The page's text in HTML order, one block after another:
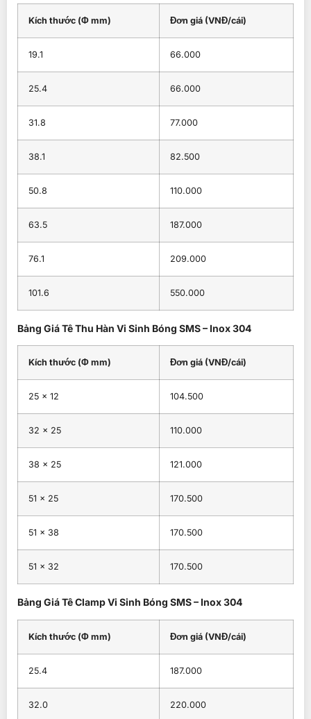
Kích thước (Φ mm) Đơn giá (VNĐ/cái)
19.1 66.000
25.4 66.000
31.8 77.000
38.1 82.500
50.8 110.000
63.5 187.000
76.1 209.000
101.6 550.000
Bảng Giá Tê Thu Hàn Vi Sinh Bóng SMS – Inox 304
Kích thước (Φ mm) Đơn giá (VNĐ/cái)
25 × 12 104.500
32 × 25 110.000
38 × 25 121.000
51 × 25 170.500
51 × 38 170.500
51 × 32 170.500
Bảng Giá Tê Clamp Vi Sinh Bóng SMS – Inox 304
Kích thước (Φ mm) Đơn giá (VNĐ/cái)
25.4 187.000
32.0 220.000